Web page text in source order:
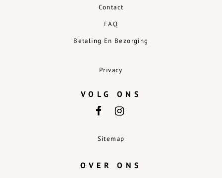
Contact
FAQ
Betaling En Bezorging
Privacy
OVER ONS
VOLG ONS
Sitemap